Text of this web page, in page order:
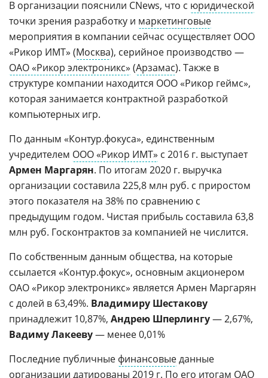
В организации пояснили CNews, что с юридической
точки зрения разработку и маркетинговые
мероприятия в компании сейчас осуществляет ООО
«Рикор ИМТ» (Москва), серийное производство —
ОАО «Рикор электроникс» (Арзамас). Также в
структуре компании находится ООО «Рикор геймс»,
которая занимается контрактной разработкой
компьютерных игр.
По данным «Контур.фокуса», единственным
учредителем ООО «Рикор ИМТ» с 2016 г. выступает
Армен Маргарян. По итогам 2020 г. выручка
организации составила 225,8 млн руб. с приростом
этого показателя на 38% по сравнению с
предыдущим годом. Чистая прибыль составила 63,8
млн руб. Госконтрактов за компанией не числится.
По собственным данным общества, на которые
ссылается «Контур.фокус», основным акционером
ОАО «Рикор электроникс» является Армен Маргарян
с долей в 63,49%. Владимиру Шестакову
принадлежит 10,87%, Андрею Шперлингу— 2,67%,
Вадиму Лакееву— менее 0,01%
Последние публичные финансовыеданные
организации датированы 2019 г. По его итогам ОАО